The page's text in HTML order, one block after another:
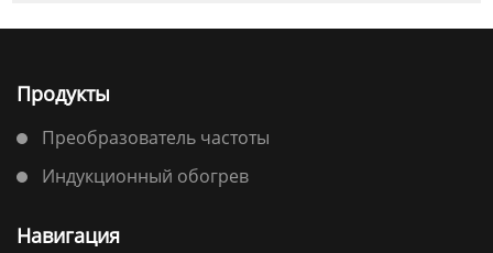
Продукты
Преобразователь частоты
Индукционный обогрев
Навигация